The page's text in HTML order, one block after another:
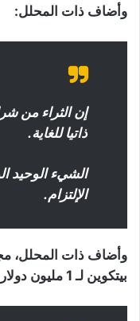
وأضاف ذات المحلل:
إن الثراء من
ذاتيا للغاية.
الشيء الوحيد
الإلتزام.
بيتكوين لـ 1 مليون دولار: